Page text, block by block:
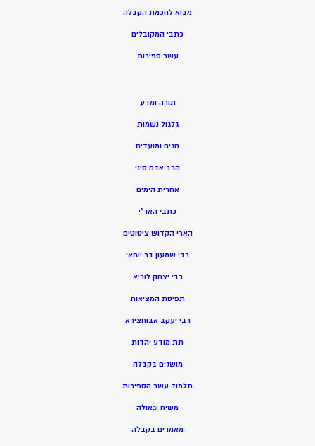
מבוא לחכמת הקבלה
כתבי המקובלים
עשר ספירות
תורה ומדע
גלגול נשמות
חגים ומועדים
הרב אדם סיני
אחרית הימים
כתבי האר”י
הארי הקדוש ציטוטים
רבי שמעון בר יוחאי
רבי יצחק לוריא
תפיסת המציאות
רבי יעקב אבוחצירא
תת מודע יהדות
מושגים בקבלה
תלמוד עשר הספירות
משיח וגאולה
מאמרים בקבלה